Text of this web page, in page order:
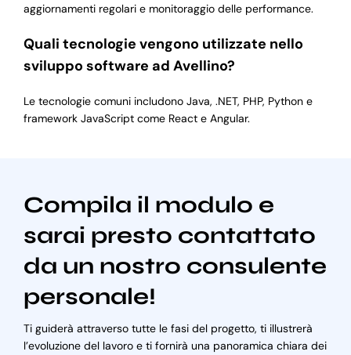
aggiornamenti regolari e monitoraggio delle performance.
Quali tecnologie vengono utilizzate nello
sviluppo software ad Avellino?
Le tecnologie comuni includono Java, .NET, PHP, Python e
framework JavaScript come React e Angular.
Compila il modulo e
sarai presto contattato
da un nostro consulente
personale!
Ti guiderà attraverso tutte le fasi del progetto, ti illustrerà
l’evoluzione del lavoro e ti fornirà una panoramica chiara dei